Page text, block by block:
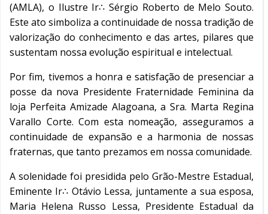
(AMLA), o Ilustre Ir∴ Sérgio Roberto de Melo Souto.
Este ato simboliza a continuidade de nossa tradição de
valorização do conhecimento e das artes, pilares que
sustentam nossa evolução espiritual e intelectual.
Por fim, tivemos a honra e satisfação de presenciar a
posse da nova Presidente Fraternidade Feminina da
loja Perfeita Amizade Alagoana, a Sra. Marta Regina
Varallo Corte. Com esta nomeação, asseguramos a
continuidade de expansão e a harmonia de nossas
fraternas, que tanto prezamos em nossa comunidade.
A solenidade foi presidida pelo Grão-Mestre Estadual,
Eminente Ir∴ Otávio Lessa, juntamente a sua esposa,
Maria Helena Russo Lessa, Presidente Estadual da